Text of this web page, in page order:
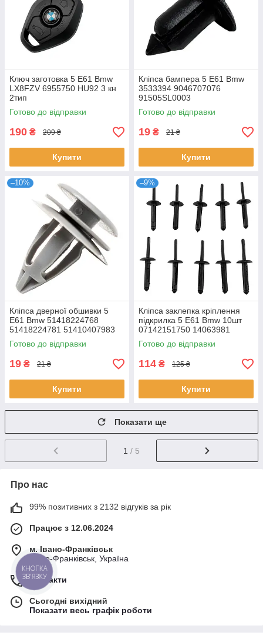
Ключ заготовка 5 E61 Bmw
LX8FZV 6955750 HU92 3 кн
2тип
Готово до відправки
190 ₴ 209 ₴
Купити
Кліпса бампера 5 E61 Bmw
3533394 9046707076
91505SL0003
Готово до відправки
19 ₴ 21 ₴
Купити
–10%
Кліпса дверної обшивки 5
E61 Bmw 51418224768
51418224781 51410407983
Готово до відправки
19 ₴ 21 ₴
Купити
–9%
Кліпса заклепка кріплення
підкрилка 5 E61 Bmw 10шт
07142151750 14063981
6500911 2151750 N803043S
34201631
Готово до відправки
114 ₴ 125 ₴
Купити
Показати ще
1 / 5
Про нас
99% позитивних з 2132 відгуків за рік
Працює з 12.06.2024
м. Івано-Франківськ
Івано-Франківськ, Україна
Контакти
Сьогодні вихідний
Показати весь графік роботи